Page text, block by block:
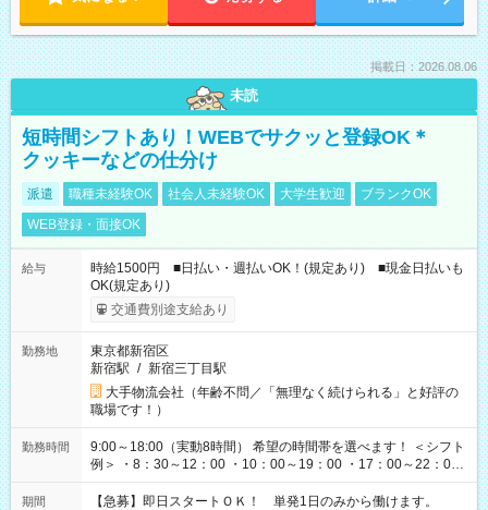
掲載日：2026.08.06
未読
短時間シフトあり！WEBでサクッと登録OK＊
クッキーなどの仕分け
派遣 職種未経験OK 社会人未経験OK 大学生歓迎
ブランクOK
WEB登録・面接OK
給与
時給1500円 ■日払い・週払いOK！(規定あり) ■現金日払いも
OK(規定あり)
交通費別途支給あり
勤務地
東京都新宿区
新宿駅 / 新宿三丁目駅
大手物流会社（年齢不問／「無理なく続けられる」と好評の
職場です！）
勤務時間
9:00～18:00（実動8時間） 希望の時間帯を選べます！ ＜シフト
例＞ ・8：30～12：00 ・10：00～19：00 ・17：00～22：00
・13：00～22：00 ・22：00～翌6：00 など
期間 【急募】即日スタートＯＫ！ 単発1日のみから働けます。